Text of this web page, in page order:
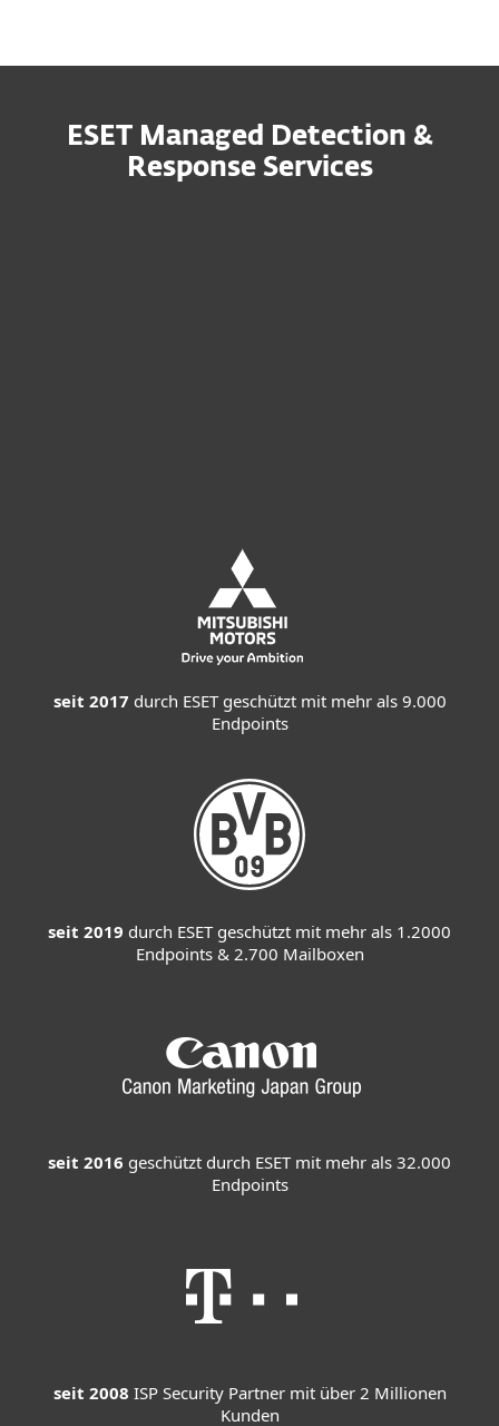
ESET Managed Detection &
Response Services
seit 2017 durch ESET geschützt mit mehr als 9.000
Endpoints
seit 2019 durch ESET geschützt mit mehr als 1.2000
Endpoints & 2.700 Mailboxen
seit 2016 geschützt durch ESET mit mehr als 32.000
Endpoints
seit 2008 ISP Security Partner mit über 2 Millionen
Kunden